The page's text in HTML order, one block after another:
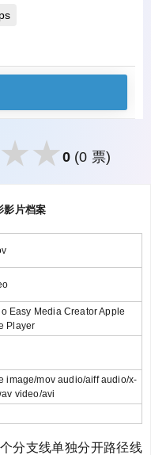
0 (0 票)
影片档案
Easy Media Creator Apple
Player
image/mov audio/aiff audio/x-
video/avi
分支线单独分开路径线